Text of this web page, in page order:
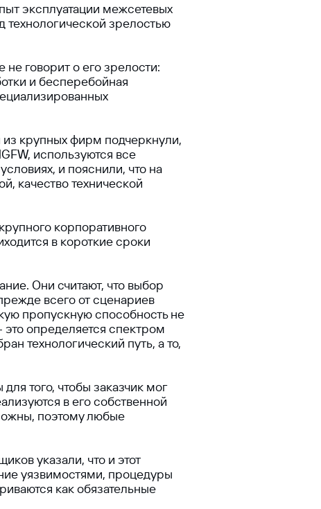
эксплуатации межсетевых
зрелостью
говорит о его зрелости:
и бесперебойная
из крупных фирм подчеркнули,
используются все
и пояснили, что на
качество технической
корпоративного
в короткие сроки
Они считают, что выбор
всего от сценариев
пропускную способность не
это определяется спектром
технологический путь, а то,
того, чтобы заказчик мог
в его собственной
поэтому любые
указали, что и этот
уязвимостями, процедуры
как обязательные